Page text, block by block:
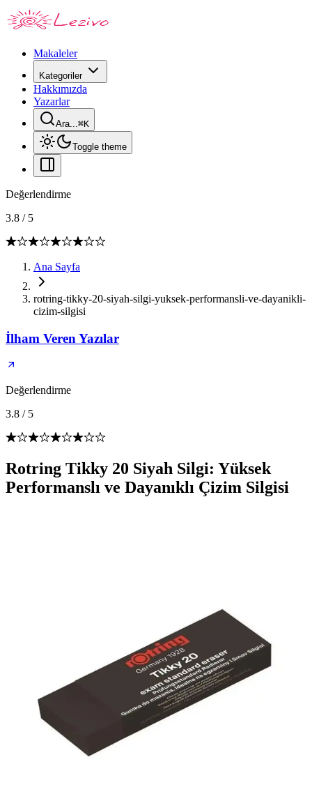
Makaleler
Kategoriler
Hakkımızda
Yazarlar
Ara...⌘K
Toggle theme
Değerlendirme
3.8 / 5
Ana Sayfa
rotring-tikky-20-siyah-silgi-yuksek-performansli-ve-dayanikli-
cizim-silgisi
İlham Veren Yazılar
Değerlendirme
3.8 / 5
Rotring Tikky 20 Siyah Silgi: Yüksek
Performanslı ve Dayanıklı Çizim Silgisi